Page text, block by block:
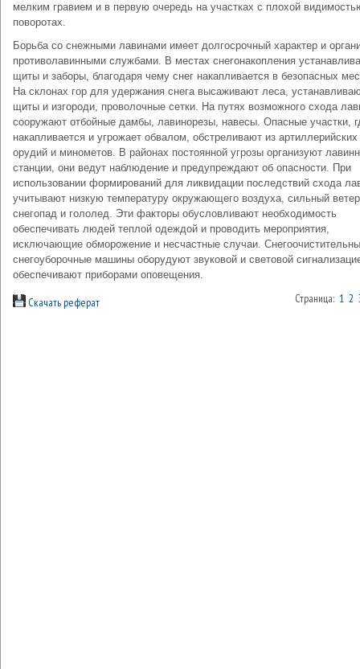
мелким гравием и в первую очередь на участках с плохой
поворотах.
Борьба со снежными лавинами имеет долгосрочный характер и
противолавинными службами. В местах снегонакопления
щиты и заборы, благодаря чему снег накапливается в безопасных
На склонах гор для удержания снега высаживают леса,
щиты и изгороди, проволочные сетки. На путях возможного схода
сооружают отбойные дамбы, лавинорезы, навесы. Опасные участки,
накапливается и угрожает обвалом, обстреливают из артиллерийских
орудий и минометов. В районах постоянной угрозы организуют
станции, они ведут наблюдение и предупреждают об опасности. При
использовании формирований для ликвидации последствий схода
учитывают низкую температуру окружающего воздуха, сильный
снегопад и гололед. Эти факторы обусловливают необходимость
обеспечивать людей теплой одеждой и проводить мероприятия,
исключающие обморожение и несчастные случаи.
снегоуборочные машины оборудуют звуковой и световой
обеспечивают приборами оповещения.
Скачать реферат Страница: 1 2